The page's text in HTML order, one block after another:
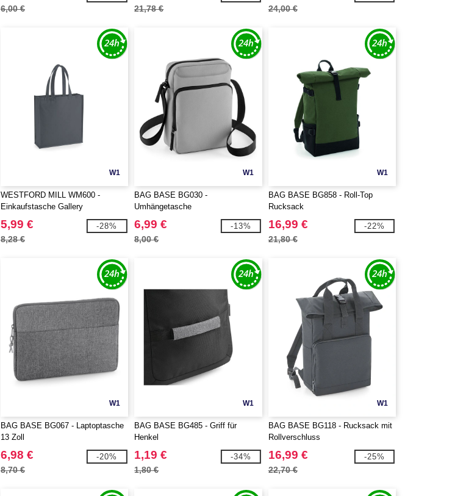
6,00 € 21,78 € 24,00 €
W1
WESTFORD MILL WM600 -
Einkaufstasche Gallery
5,99 €
8,28 €
-28%
W1
BAG BASE BG030 -
Umhängetasche
6,99 €
8,00 €
-13%
W1
BAG BASE BG858 - Roll-Top
Rucksack
16,99 €
21,80 €
-22%
W1
BAG BASE BG067 - Laptoptasche
13 Zoll
6,98 €
8,70 €
-20%
W1
BAG BASE BG485 - Griff für
Henkel
1,19 €
1,80 €
-34%
W1
BAG BASE BG118 - Rucksack mit
Rollverschluss
16,99 €
22,70 €
-25%